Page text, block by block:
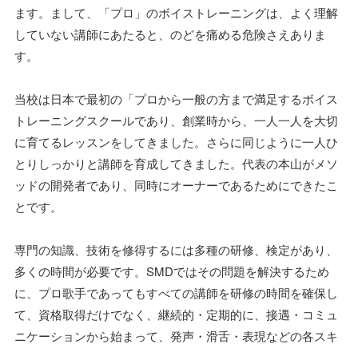
ます。まして、「プロ」のボイストレーニングは、よく理解
していない講師にあたると、のどを痛める危険さえありま
す。
当校は日本で最初の「プロから一般の方まで満足するボイス
トレーニングスクールであり、創業時から、一人一人を大切
に育てるレッスンをしてきました。さらに同じように一人ひ
とりしっかりと講師を育成してきました。代表の本山がメソ
ッドの開発者であり、同時にオーナーであるためにできたこ
とです。
専門の知識、技術を修得するには多種の研修、検定があり、
多くの時間が必要です。SMDではその問題を解決するため
に、プロ歌手であってもすべての講師を研修の時間を確保し
て、資格取得だけでなく、継続的・定期的に、接遇・コミュ
ニケーションから始まって、発声・滑舌・表現などの各スキ